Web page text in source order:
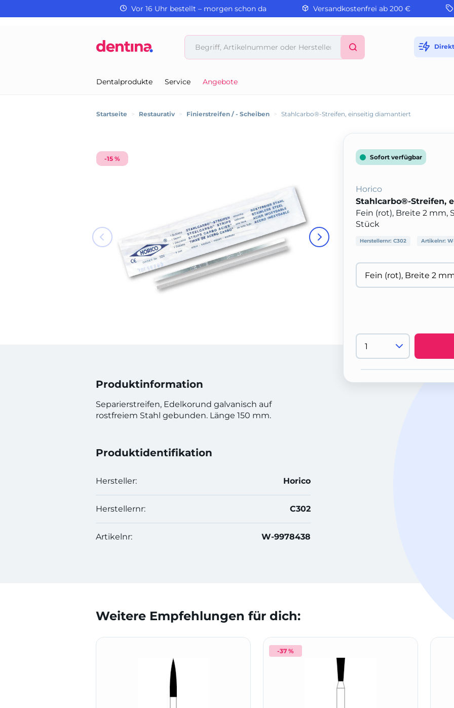
Vor 16 Uhr bestellt – morgen schon da Versandkostenfrei ab 200 €
Dentalprodukte Service Angebote
Startseite > Restaurativ > Finierstreifen / - Scheiben > Stahlcarbo®-Streifen, einseitig diamantiert
-15 %
Produktinformation
Separierstreifen, Edelkorund galvanisch auf
rostfreiem Stahl gebunden. Länge 150 mm.
Produktidentifikation
Hersteller: Horico
Herstellernr: C302
Artikelnr: W-9978438
Sofort verfügbar
Horico
Stahlcarbo®-Streifen,
Fein (rot), Breite 2 mm,
Stück
Herstellernr: C302 Artikelnr:
Weitere Empfehlungen für dich:
-37 %